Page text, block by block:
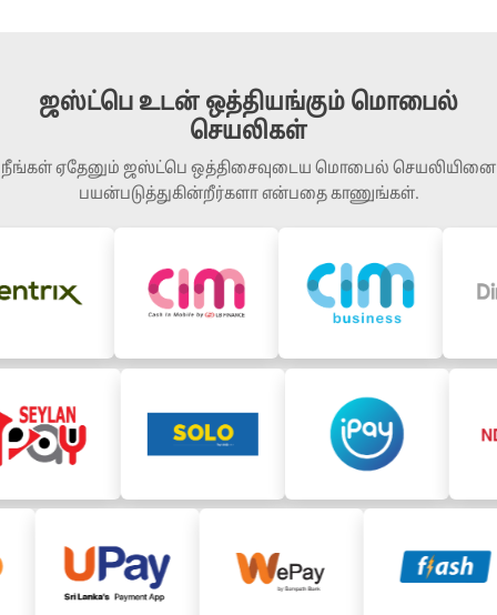
ஜஸ்ட்பெ உடன் ஒத்தியங்கும் மொபைல்
செயலிகள்
நீங்கள் ஏதேனும் ஜஸ்ட்பெ ஒத்திசைவுடைய மொபைல் செயலியினை
பயன்படுத்துகின்றீர்களா என்பதை காணுங்கள்.